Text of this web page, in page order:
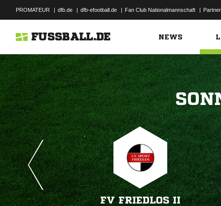
PROMATEUR | dfb.de | dfb-efootball.de | Fan Club Nationalmannschaft | Partner
FUSSBALL.DE NEWS
FV FRIEDLOS II